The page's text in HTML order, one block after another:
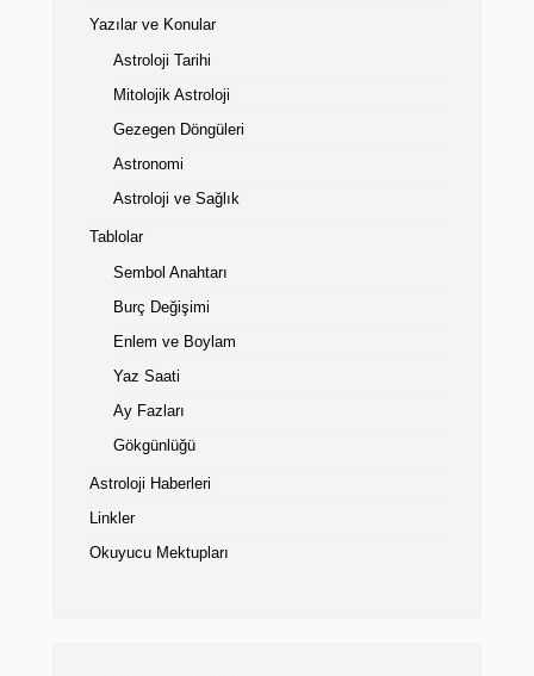
Yazılar ve Konular
Astroloji Tarihi
Mitolojik Astroloji
Gezegen Döngüleri
Astronomi
Astroloji ve Sağlık
Tablolar
Sembol Anahtarı
Burç Değişimi
Enlem ve Boylam
Yaz Saati
Ay Fazları
Gökgünlüğü
Astroloji Haberleri
Linkler
Okuyucu Mektupları